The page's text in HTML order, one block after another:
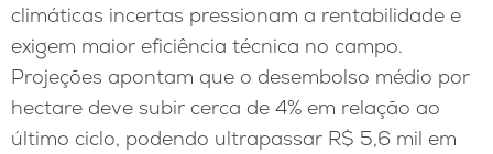
climáticas incertas pressionam a rentabilidade e
exigem maior eficiência técnica no campo.
Projeções apontam que o desembolso médio por
hectare deve subir cerca de 4% em relação ao
último ciclo, podendo ultrapassar R$ 5,6 mil em